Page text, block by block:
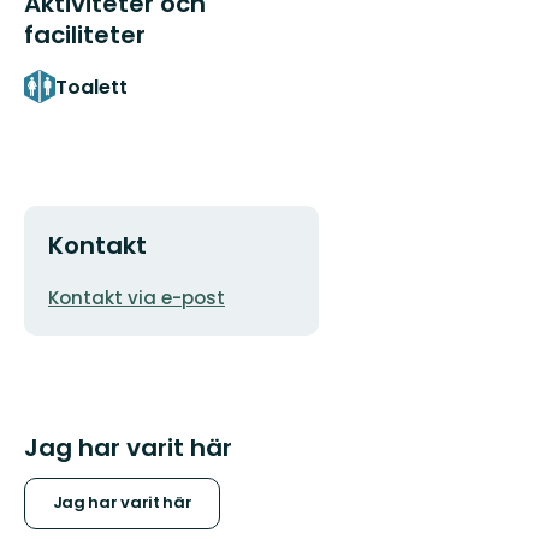
faciliteter
Toalett
Kontakt
E-
Kontakt via e-post
Jag har varit här
Jag har varit här